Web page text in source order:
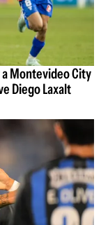
Montevideo City
Diego Laxalt